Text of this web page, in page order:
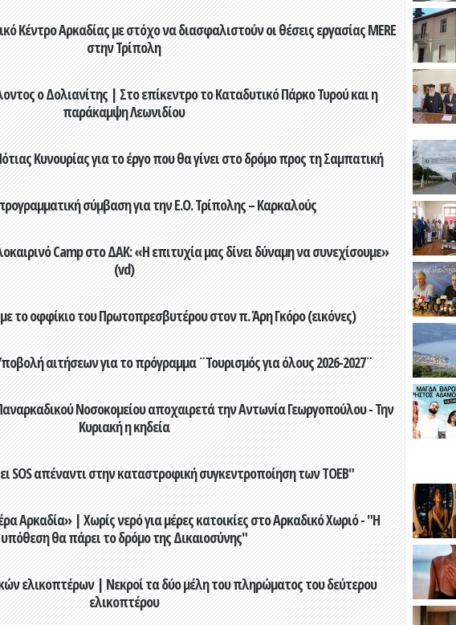
Κέντρο Αρκαδίας με στόχο να διασφαλιστούν οι θέσεις εργασίας MERE
στην Τρίπολη
ο Δολιανίτης | Στο επίκεντρο το Καταδυτικό Πάρκο Τυρού και η
παράκαμψη Λεωνιδίου
Κυνουρίας για το έργο που θα γίνει στο δρόμο προς τη Σαμπατική
σύμβαση για την Ε.Ο. Τρίπολης – Καρκαλούς
Camp στο ΔΑΚ: «Η επιτυχία μας δίνει δύναμη να συνεχίσουμε»
(vd)
το οφφίκιο του Πρωτοπρεσβυτέρου στον π. Άρη Γκόρο (εικόνες)
αιτήσεων για το πρόγραμμα ¨Τουρισμός για όλους 2026-2027¨
Νοσοκομείου αποχαιρετά την Αντωνία Γεωργοπούλου - Την
Κυριακή η κηδεία
SOS απέναντι στην καταστροφική συγκεντροποίηση των ΤΟΕΒ"
Αρκαδία» | Χωρίς νερό για μέρες κατοικίες στο Αρκαδικό Χωριό - "Η
υπόθεση θα πάρει το δρόμο της Δικαιοσύνης"
ελικοπτέρων | Νεκροί τα δύο μέλη του πληρώματος του δεύτερου
ελικοπτέρου